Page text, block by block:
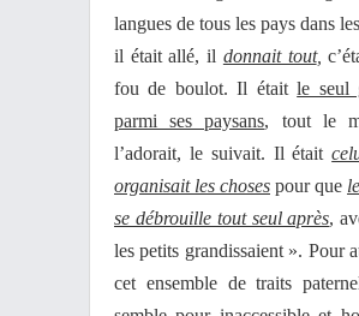
langues de tous les pays dans
il était allé, il donnait tout,
fou de boulot. Il étaitle seul
parmi ses paysans, tout le
l’adorait, le suivait. Il était
organisait les choses pour que
se débrouille tout seul après,
les petits grandissaient ». Pour
cet ensemble de traits